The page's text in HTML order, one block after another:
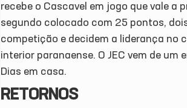
recebe o Cascavel em jogo que vale a
segundo colocado com 25 pontos,
competição e decidem a liderança no
interior paranaense. O JEC vem de
Dias em casa.
RETORNOS